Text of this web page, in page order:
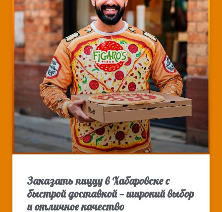
Заказать пиццу в Хабаровске с
быстрой доставкой — широкий выбор
и отличное качество